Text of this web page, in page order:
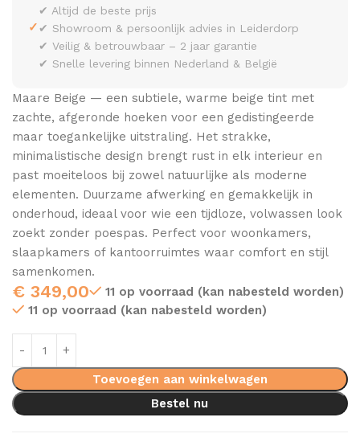
✓
✔ Altijd de beste prijs
✔ Showroom & persoonlijk advies in Leiderdorp
✔ Veilig & betrouwbaar – 2 jaar garantie
✔ Snelle levering binnen Nederland & België
Maare Beige — een subtiele, warme beige tint met
zachte, afgeronde hoeken voor een gedistingeerde
maar toegankelijke uitstraling. Het strakke,
minimalistische design brengt rust in elk interieur en
past moeiteloos bij zowel natuurlijke als moderne
elementen. Duurzame afwerking en gemakkelijk in
onderhoud, ideaal voor wie een tijdloze, volwassen look
zoekt zonder poespas. Perfect voor woonkamers,
slaapkamers of kantoorruimtes waar comfort en stijl
samenkomen.
€ 349,00
11 op voorraad (kan nabesteld worden)
11 op voorraad (kan nabesteld worden)
Toevoegen aan winkelwagen
Bestel nu